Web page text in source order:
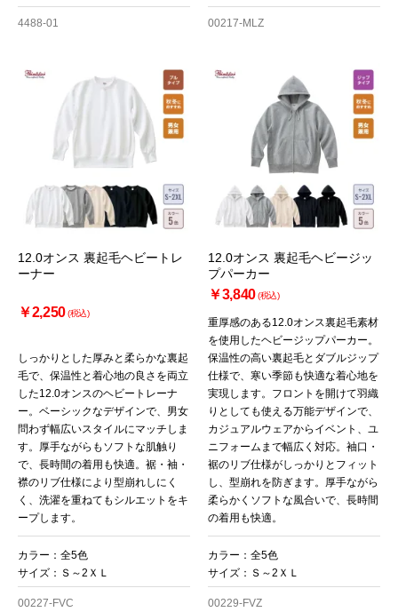
4488-01 00217-MLZ
12.0オンス 裏起毛ヘビートレ
ーナー
￥2,250(税込)
しっかりとした厚みと柔らかな裏起
毛で、保温性と着心地の良さを両立
した12.0オンスのヘビートレーナ
ー。ベーシックなデザインで、男女
問わず幅広いスタイルにマッチしま
す。厚手ながらもソフトな肌触り
で、長時間の着用も快適。裾・袖・
襟のリブ仕様により型崩れしにく
く、洗濯を重ねてもシルエットをキ
ープします。
カラー：全5色
サイズ：Ｓ～2ＸＬ
00227-FVC
12.0オンス 裏起毛ヘビージッ
プパーカー
￥3,840(税込)
重厚感のある12.0オンス裏起毛素材
を使用したヘビージップパーカー。
保温性の高い裏起毛とダブルジップ
仕様で、寒い季節も快適な着心地を
実現します。フロントを開けて羽織
りとしても使える万能デザインで、
カジュアルウェアからイベント、ユ
ニフォームまで幅広く対応。袖口・
裾のリブ仕様がしっかりとフィット
し、型崩れを防ぎます。厚手ながら
柔らかくソフトな風合いで、長時間
の着用も快適。
カラー：全5色
サイズ：Ｓ～2ＸＬ
00229-FVZ